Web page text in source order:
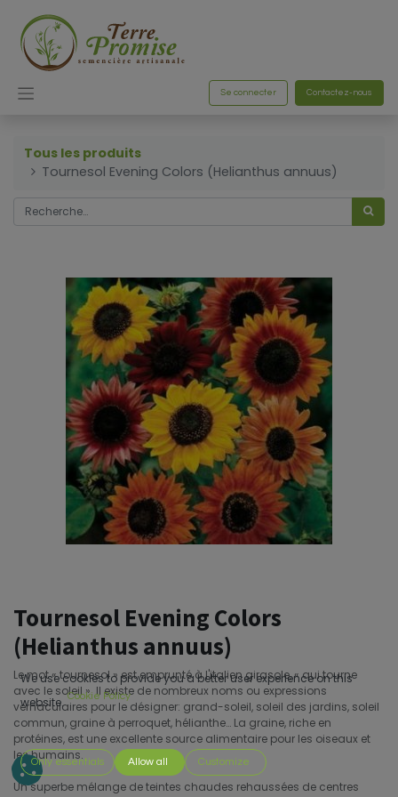
Se connecter Contactez-nous
Tous les produits
Tournesol Evening Colors (Helianthus annuus)
Tournesol Evening Colors
(Helianthus annuus)
Le mot « tournesol » est emprunté à l'italien girasole, « qui tourne
avec le soleil ». Il existe de nombreux noms ou expressions
vernaculaires pour le désigner: grand-soleil, soleil des jardins, soleil
commun, graine à perroquet, hélianthe… La graine, riche en
protéines, est une excellente source alimentaire pour les oiseaux et
les humains.
Un superbe mélange de teintes chaudes rehaussées de centres
We use cookies to provide you a better user experience on this
website. Cookie Policy
Only essentials Allow all Customize